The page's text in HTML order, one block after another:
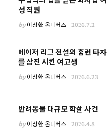
성 직원
by이상한 옴니버스 2026.7.2
메이저 리그 전설의 홈런 타자
를 삼진 시킨 여고생
by이상한 옴니버스 2026.6.23
반려동물 대규모 학살 사건
by이상한 옴니버스 2026.4.8